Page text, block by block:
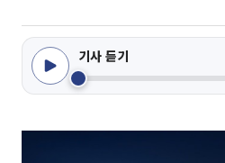
기사 듣기